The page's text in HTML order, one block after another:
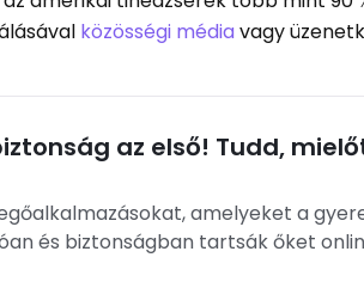
közösségi média vagy
az első! Tudd,
amelyeket a
és biztonságban tartsák őket